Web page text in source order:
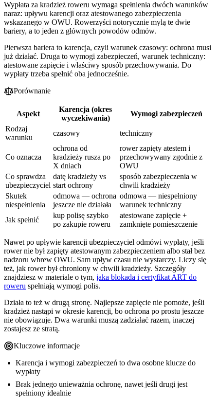
Wypłata za kradzież roweru wymaga spełnienia dwóch warunków
naraz: upływu karencji oraz atestowanego zabezpieczenia
wskazanego w OWU. Rowerzyści notorycznie mylą te dwie
bariery, a to jeden z głównych powodów odmów.
Pierwsza bariera to karencja, czyli warunek czasowy: ochrona musi
już działać. Druga to wymogi zabezpieczeń, warunek techniczny:
atestowane zapięcie i właściwy sposób przechowywania. Do
wypłaty trzeba spełnić oba jednocześnie.
Porównanie
Aspekt
Karencja (okres
wyczekiwania)
Wymogi zabezpieczeń
Rodzaj
warunku
czasowy techniczny
Co oznacza
ochrona od
kradzieży rusza po
X dniach
rower zapięty atestem i
przechowywany zgodnie z
OWU
Co sprawdza
ubezpieczyciel
datę kradzieży vs
start ochrony
sposób zabezpieczenia w
chwili kradzieży
Skutek
niespełnienia
odmowa — ochrona
jeszcze nie działała
odmowa — niespełniony
warunek techniczny
Jak spełnić
kup polisę szybko
po zakupie roweru
atestowane zapięcie +
zamknięte pomieszczenie
Nawet po upływie karencji ubezpieczyciel odmówi wypłaty, jeśli
rower nie był zapięty atestowanym zabezpieczeniem albo stał bez
nadzoru wbrew OWU. Sam upływ czasu nie wystarczy. Liczy się
też, jak rower był chroniony w chwili kradzieży. Szczegóły
znajdziesz w materiale o tym, jaka blokada i certyfikat ART do
roweru spełniają wymogi polis.
Działa to też w drugą stronę. Najlepsze zapięcie nie pomoże, jeśli
kradzież nastąpi w okresie karencji, bo ochrona po prostu jeszcze
nie obowiązuje. Dwa warunki muszą zadziałać razem, inaczej
zostajesz ze stratą.
Kluczowe informacje
Karencja i wymogi zabezpieczeń to dwa osobne klucze do
wypłaty
Brak jednego unieważnia ochronę, nawet jeśli drugi jest
spełniony idealnie